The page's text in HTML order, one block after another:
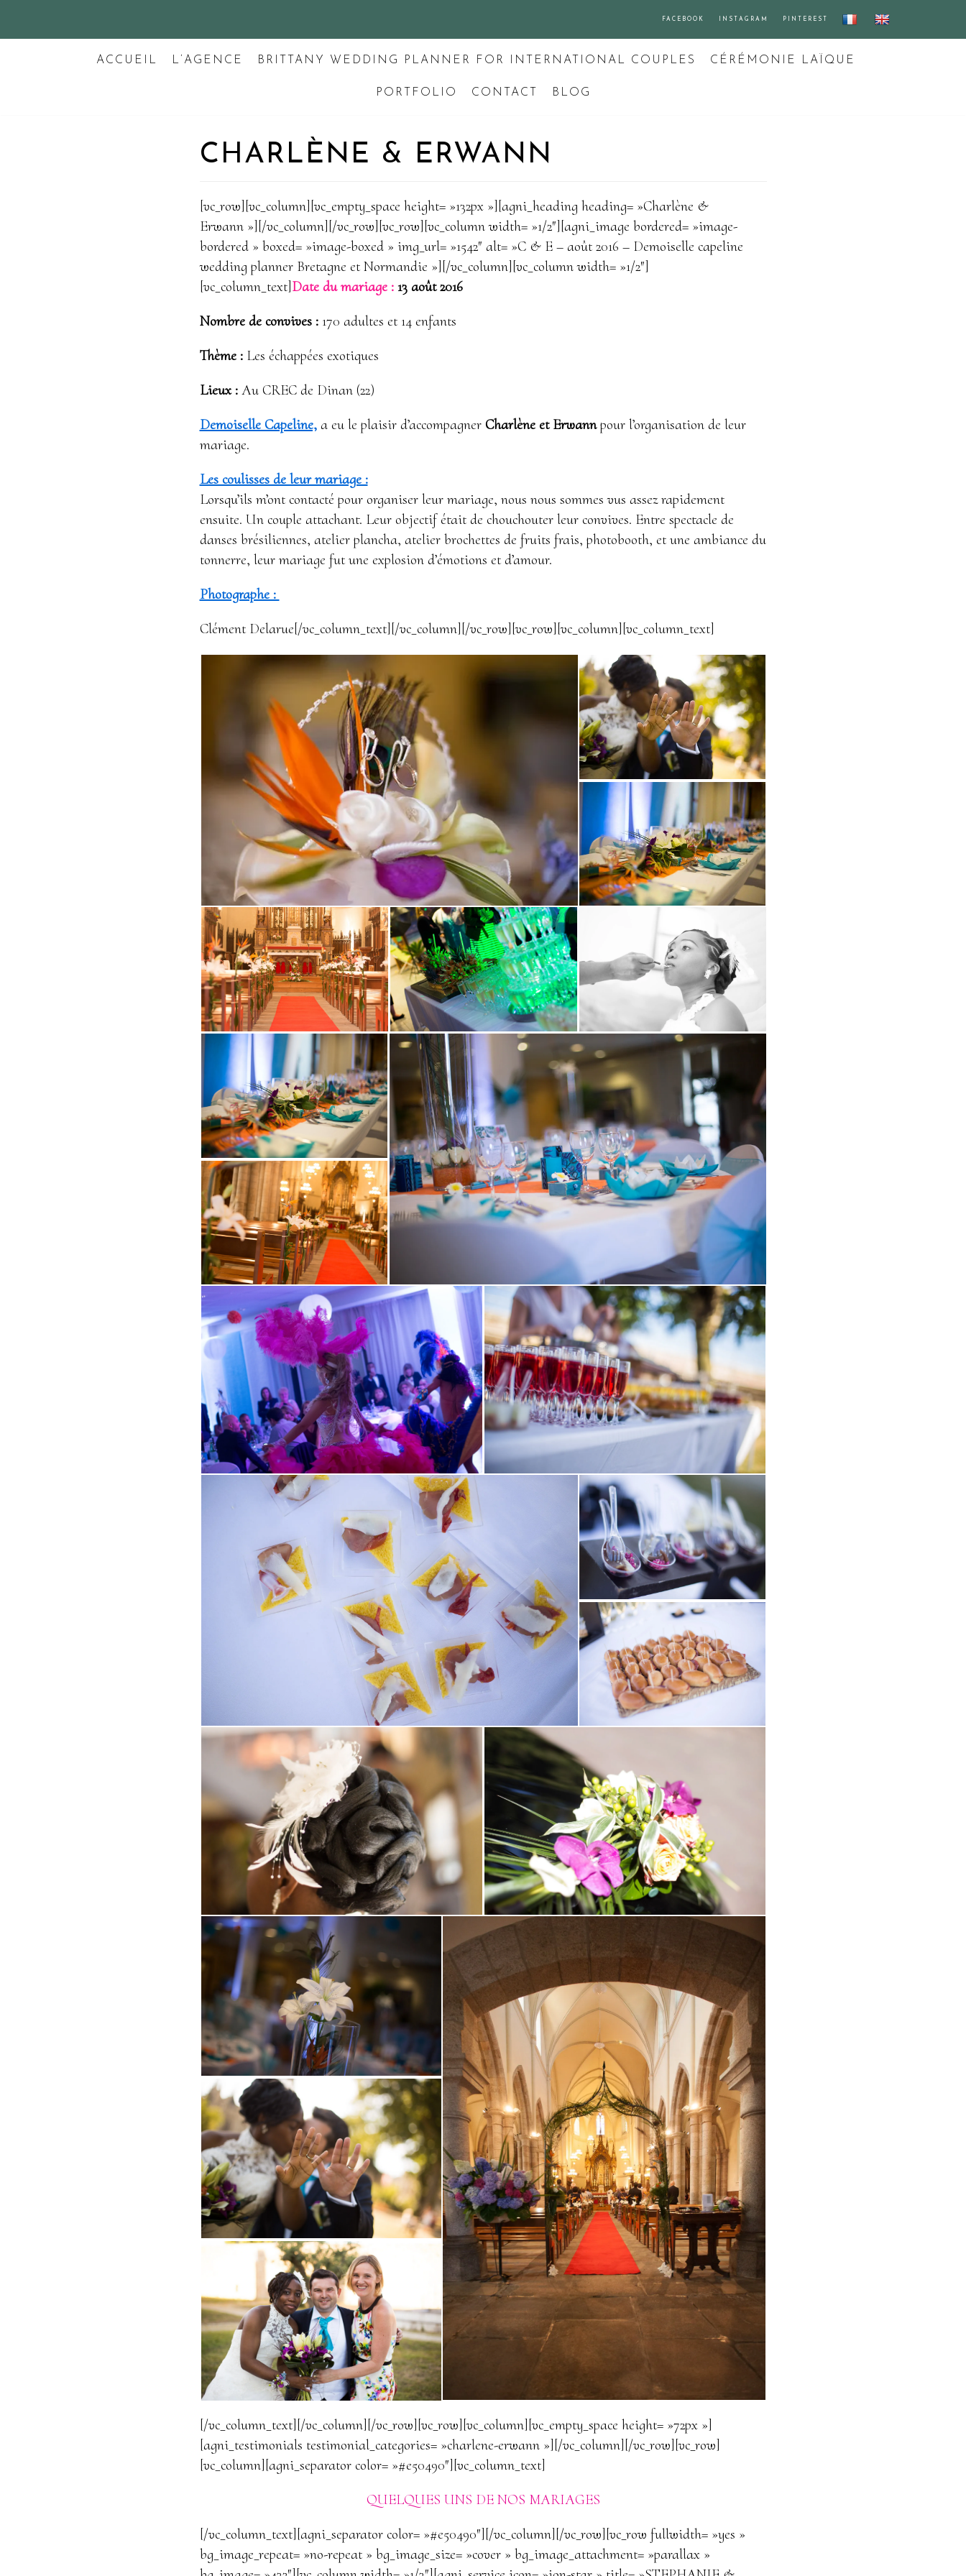
Aller
FACEBOOK INSTAGRAM PINTEREST
ACCUEIL L’AGENCE BRITTANY WEDDING PLANNER FOR INTERNATIONAL COUPLES CÉRÉMONIE LAÏQUE
PORTFOLIO CONTACT BLOG
CHARLÈNE & ERWANN
[vc_row][vc_column][vc_empty_space height= »132px »][agni_heading heading= »Charlène &
Erwann »][/vc_column][/vc_row][vc_row][vc_column width= »1/2″][agni_image bordered= »image-
bordered » boxed= »image-boxed » img_url= »1542″ alt= »C & E – août 2016 – Demoiselle capeline
wedding planner Bretagne et Normandie »][/vc_column][vc_column width= »1/2″]
[vc_column_text]Date du mariage :13 août 2016
Nombre de convives :170 adultes et 14 enfants
Thème :Les échappées exotiques
Lieux :Au CREC de Dinan (22)
Demoiselle Capeline,a eu le plaisir d’accompagner Charlène et Erwannpour l’organisation de leur
mariage.
Les coulisses de leur mariage :
Lorsqu’ils m’ont contacté pour organiser leur mariage, nous nous sommes vus assez rapidement
ensuite. Un couple attachant. Leur objectif était de chouchouter leur convives. Entre spectacle de
danses brésiliennes, atelier plancha, atelier brochettes de fruits frais, photobooth, et une ambiance du
tonnerre, leur mariage fut une explosion d’émotions et d’amour.
Photographe :
Clément Delarue[/vc_column_text][/vc_column][/vc_row][vc_row][vc_column][vc_column_text]
[/vc_column_text][/vc_column][/vc_row][vc_row][vc_column][vc_empty_space height= »72px »]
[agni_testimonials testimonial_categories= »charlene-erwann »][/vc_column][/vc_row][vc_row]
[vc_column][agni_separator color= »#e50490″][vc_column_text]
QUELQUES UNS DE NOS MARIAGES
[/vc_column_text][agni_separator color= »#e50490″][/vc_column][/vc_row][vc_row fullwidth= »yes »
bg_image_repeat= »no-repeat » bg_image_size= »cover » bg_image_attachment= »parallax »